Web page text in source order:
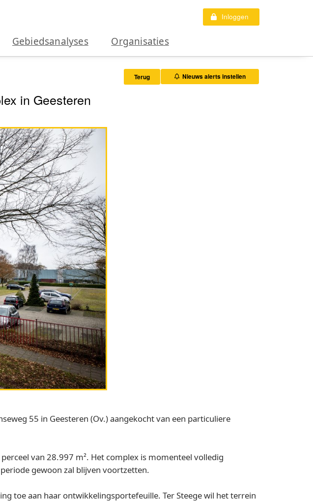
Inloggen
Gebiedsanalyses Organisaties
Terug Nieuws alerts instellen
in Geesteren
55 in Geesteren (Ov.) aangekocht van een particuliere
van 28.997 m². Het complex is momenteel volledig
gewoon zal blijven voortzetten.
toe aan haar ontwikkelingsportefeuille. Ter Steege wil het terrein